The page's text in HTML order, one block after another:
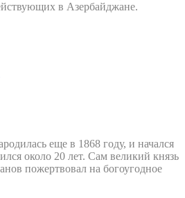
в Азербайджане.
еще в 1868 году, и начался
около 20 лет. Сам великий князь
пожертвовал на богоугодное